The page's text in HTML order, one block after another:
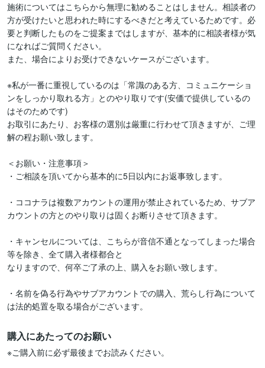
施術についてはこちらから無理に勧めることはしません。相談者の
方が受けたいと思われた時にするべきだと考えているためです。必
要と判断したものをご提案まではしますが、基本的に相談者様が気
になればご質問ください。
また、場合によりお受けできないケースがございます。
※私が一番に重視しているのは「常識のある方、コミュニケーショ
ンをしっかり取れる方」とのやり取りです(安価で提供しているの
はそのためです)
お取引にあたり、お客様の選別は厳重に行わせて頂きますが、ご理
解の程お願い致します。
＜お願い・注意事項＞
・ご相談を頂いてから基本的に5日以内にお返事致します。
・ココナラは複数アカウントの運用が禁止されているため、サブア
カウントの方とのやり取りは固くお断りさせて頂きます。
・キャンセルについては、こちらが音信不通となってしまった場合
等を除き、全て購入者様都合と
なりますので、何卒ご了承の上、購入をお願い致します。
・名前を偽る行為やサブアカウントでの購入、荒らし行為について
は法的処置を取る場合がございます。
購入にあたってのお願い
※ご購入前に必ず最後までお読みください。